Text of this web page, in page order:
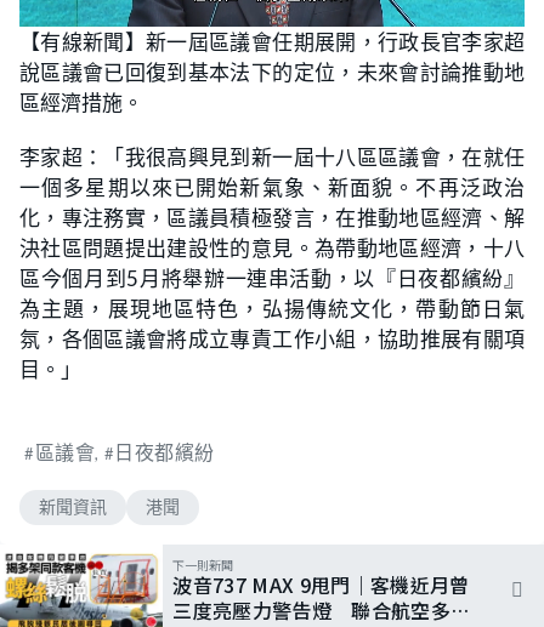
U
n
m
t
e
L
o
a
d
e
d
5
5
%
【有線新聞】新一屆區議會任期展開，行政長官李家超
說區議會已回復到基本法下的定位，未來會討論推動地
區經濟措施。
李家超：「我很高興見到新一屆十八區區議會，在就任
一個多星期以來已開始新氣象、新面貌。不再泛政治
化，專注務實，區議員積極發言，在推動地區經濟、解
決社區問題提出建設性的意見。為帶動地區經濟，十八
區今個月到5月將舉辦一連串活動，以『日夜都繽紛』
為主題，展現地區特色，弘揚傳統文化，帶動節日氣
氛，各個區議會將成立專責工作小組，協助推展有關項
目。」
區議會 日夜都繽紛
新聞資訊 港聞
下一則新聞
波音737 MAX 9甩門｜客機近月曾
三度亮壓力警告燈 聯合航空多架